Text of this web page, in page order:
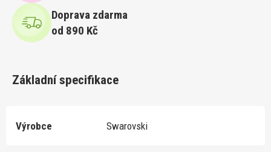
Doprava zdarma
od 890 Kč
Základní specifikace
Výrobce Swarovski